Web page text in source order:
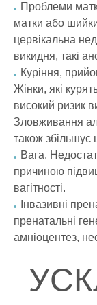
Проблеми
матки або шийки
цервікальна
викидня, такі
Куріння,
Жінки, які
високий ризик
Зловживання
також збільшує
Вага.
причиною
вагітності.
Інвазивні
пренатальні
амніоцентез,